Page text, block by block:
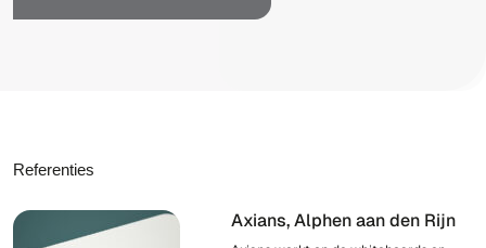
Referenties
Axians, Alphen aan den Rijn